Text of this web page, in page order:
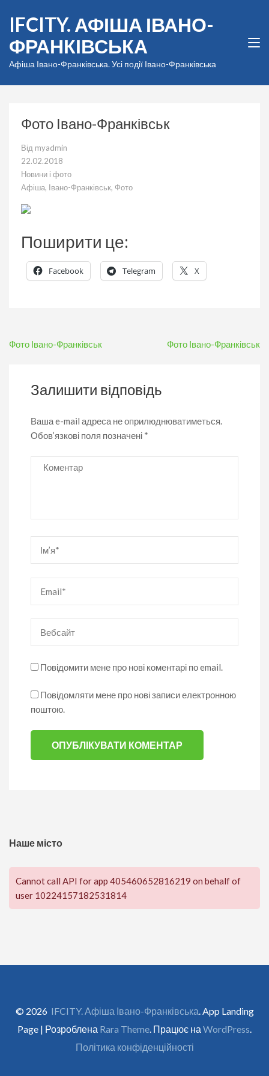
вмісту
(натисніть
Enter)
IFCITY. АФІША ІВАНО-
ФРАНКІВСЬКА
Афіша Івано-Франківська. Усі події Івано-Франківська
Фото Івано-Франківськ
Від myadmin
22.02.2018
Новини і фото
Афіша, Івано-Франківськ, Фото
Поширити це:
Facebook Telegram X
Навігація
Фото Івано-Франківськ Фото Івано-Франківськ
Залишити відповідь
Ваша e-mail адреса не оприлюднюватиметься.
Обов’язкові поля позначені *
Коментар
Повідомити мене про нові коментарі по email.
Повідомляти мене про нові записи електронною
поштою.
Наше місто
Cannot call API for app 405460652816219 on behalf of
user 10224157182531814
© 2026 IFCITY. Афіша Івано-Франківська . App Landing
Page | Розроблена Rara Theme . Працює на WordPress
Політика конфіденційності